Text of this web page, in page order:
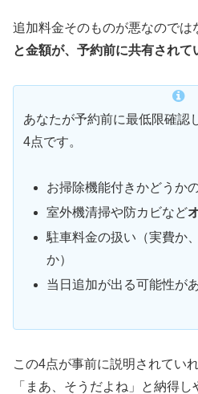
追加料金そのものが悪なのでは
と金額が、予約前に共有されて
あなたが予約前に最低限確認
4点です。
お掃除機能付きかどうか
室外機清掃や防カビなど
駐車料金の扱い（実費か
か）
当日追加が出る可能性が
この4点が事前に説明されてい
「まあ、そうだよね」と納得し